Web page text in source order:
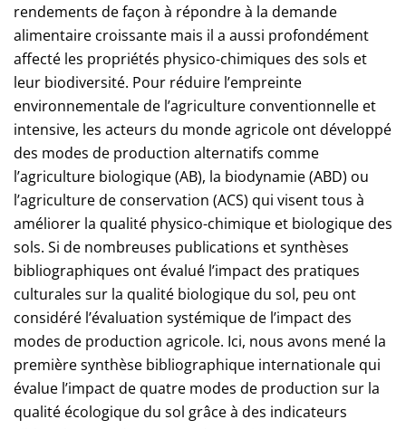
rendements de façon à répondre à la demande
alimentaire croissante mais il a aussi profondément
affecté les propriétés physico-chimiques des sols et
leur biodiversité. Pour réduire l’empreinte
environnementale de l’agriculture conventionnelle et
intensive, les acteurs du monde agricole ont développé
des modes de production alternatifs comme
l’agriculture biologique (AB), la biodynamie (ABD) ou
l’agriculture de conservation (ACS) qui visent tous à
améliorer la qualité physico-chimique et biologique des
sols. Si de nombreuses publications et synthèses
bibliographiques ont évalué l’impact des pratiques
culturales sur la qualité biologique du sol, peu ont
considéré l’évaluation systémique de l’impact des
modes de production agricole. Ici, nous avons mené la
première synthèse bibliographique internationale qui
évalue l’impact de quatre modes de production sur la
qualité écologique du sol grâce à des indicateurs